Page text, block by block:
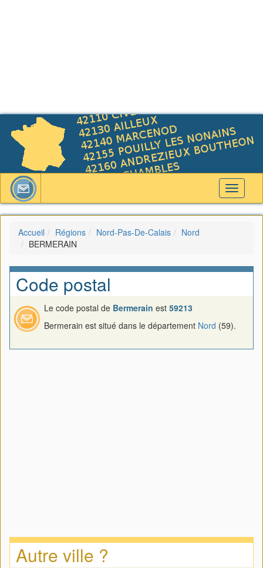
Toggle
Accueil Régions Nord-Pas-De-Calais
Nord
BERMERAIN
Code postal
Le code postal de Bermerain est 59213
Bermerain est situé dans le département Nord (59).
Autre ville ?